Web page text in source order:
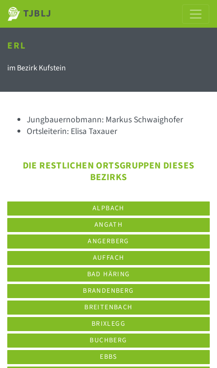
TJBLJ
ERL
im Bezirk Kufstein
Jungbauernobmann: Markus Schwaighofer
Ortsleiterin: Elisa Taxauer
DIE RESTLICHEN ORTSGRUPPEN DIESES
BEZIRKS
ALPBACH
ANGATH
ANGERBERG
AUFFACH
BAD HÄRING
BRANDENBERG
BREITENBACH
BRIXLEGG
BUCHBERG
EBBS